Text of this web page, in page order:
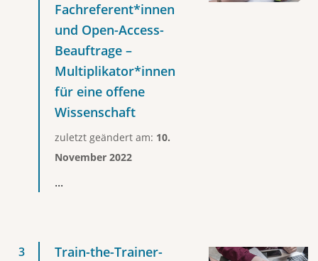
Fachreferent*innen
und Open-Access-
Beauftrage –
Multiplikator*innen
für eine offene
Wissenschaft
zuletzt geändert am: 10.
November 2022
...
Train-the-Trainer-